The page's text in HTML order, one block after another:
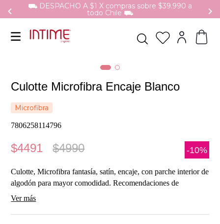
⛟ DESPACHO A $1 X compras sobre $39.990 a
todo Chile ⛟
Culotte Microfibra Encaje Blanco
Microfibra
7806258114796
$4491 $4990 -10%
Culotte, Microfibra fantasía, satín, encaje, con parche interior de
algodón para mayor comodidad. Recomendaciones de
Cuidados: Lavar a mano antes de usar. De hacerlo en lavadora
planchar. No lavar con agua caliente. No centrifugar. No usar
Ver más